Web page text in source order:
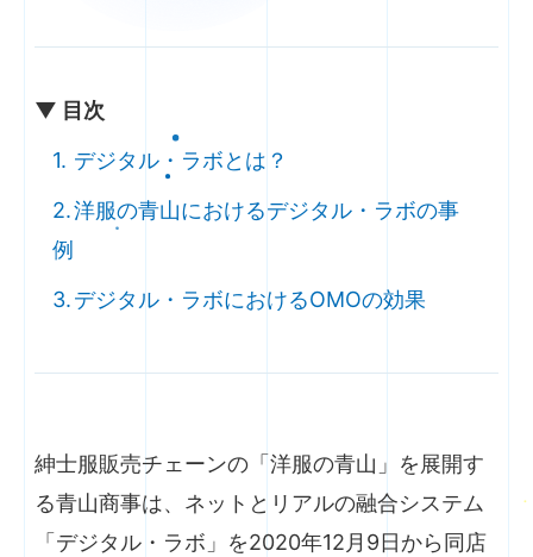
▼ 目次
デジタル・ラボとは？
洋服の青山におけるデジタル・ラボの事
例
デジタル・ラボにおけるOMOの効果
紳士服販売チェーンの「洋服の青山」を展開す
る青山商事は、ネットとリアルの融合システム
「デジタル・ラボ」を2020年12月9日から同店